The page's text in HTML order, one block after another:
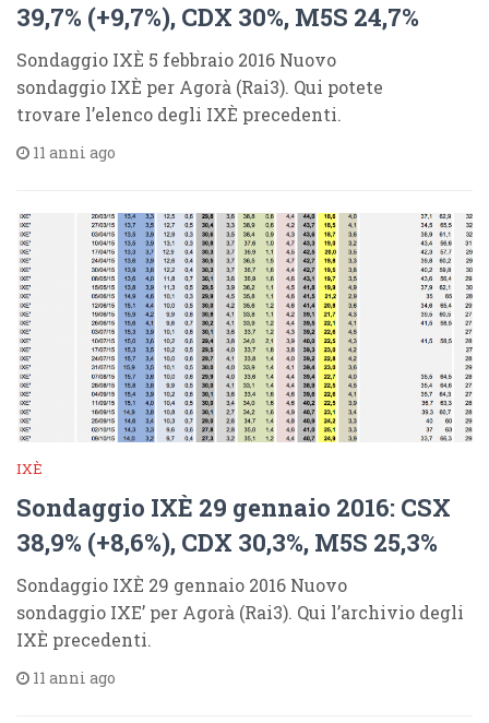
39,7% (+9,7%), CDX 30%, M5S 24,7%
Sondaggio IXÈ 5 febbraio 2016 Nuovo
sondaggio IXÈ per Agorà (Rai3). Qui potete
trovare l’elenco degli IXÈ precedenti.
11 anni ago
IXÈ
Sondaggio IXÈ 29 gennaio 2016: CSX
38,9% (+8,6%), CDX 30,3%, M5S 25,3%
Sondaggio IXÈ 29 gennaio 2016 Nuovo
sondaggio IXE’ per Agorà (Rai3). Qui l’archivio degli
IXÈ precedenti.
11 anni ago